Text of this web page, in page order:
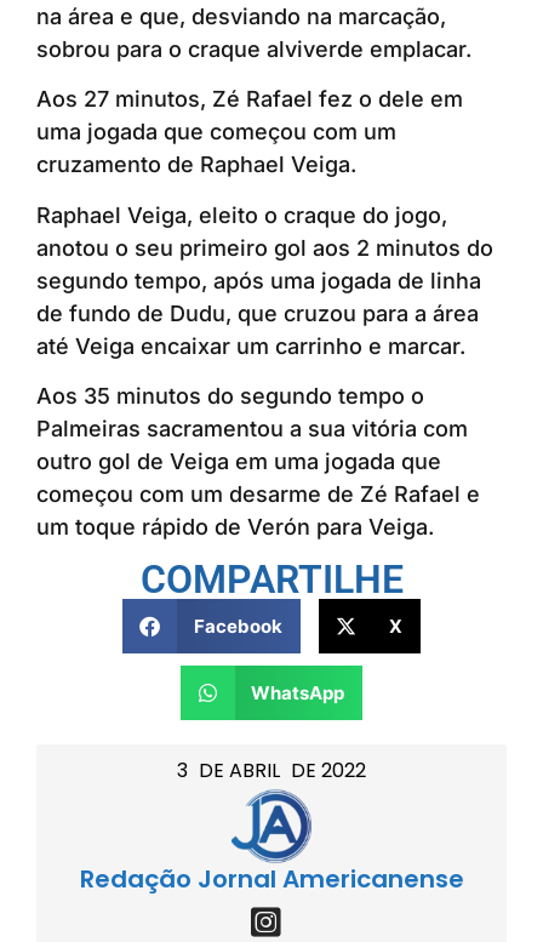
3 DE ABRIL DE 2022
Redação Jornal Americanense
na área e que, desviando na marcação,
sobrou para o craque alviverde emplacar.
Aos 27 minutos, Zé Rafael fez o dele em
uma jogada que começou com um
cruzamento de Raphael Veiga.
Raphael Veiga, eleito o craque do jogo,
anotou o seu primeiro gol aos 2 minutos do
segundo tempo, após uma jogada de linha
de fundo de Dudu, que cruzou para a área
até Veiga encaixar um carrinho e marcar.
Aos 35 minutos do segundo tempo o
Palmeiras sacramentou a sua vitória com
outro gol de Veiga em uma jogada que
começou com um desarme de Zé Rafael e
um toque rápido de Verón para Veiga.
COMPARTILHE
Facebook X
WhatsApp